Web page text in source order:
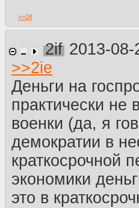
>>2if
2if 2013-
>>2ie
Деньги на
практически не
военки (да, я
демократии в
краткосрочной
экономики
это в